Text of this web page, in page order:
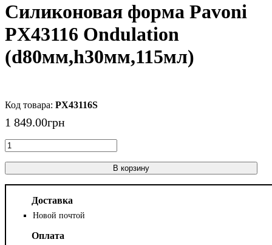
Силиконовая форма Pavoni
PX43116 Ondulation
(d80мм,h30мм,115мл)
PX43116S
1 849.00грн
В корзину
Доставка
Новой почтой
Оплата